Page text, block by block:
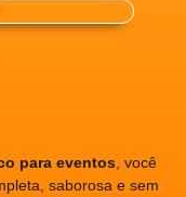
para eventos, você
saborosa e sem